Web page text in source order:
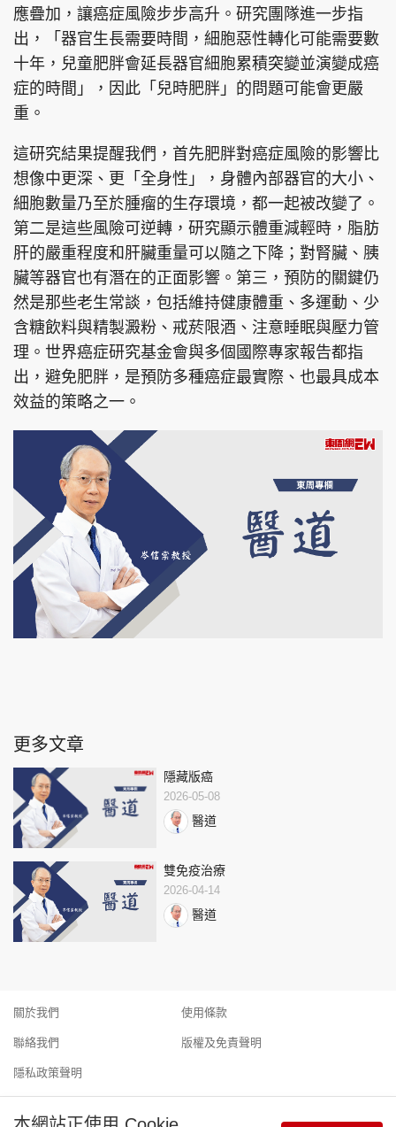
應疊加，讓癌症風險步步高升。研究團隊進一步指
出，「器官生長需要時間，細胞惡性轉化可能需要數
十年，兒童肥胖會延長器官細胞累積突變並演變成癌
症的時間」，因此「兒時肥胖」的問題可能會更嚴
重。
這研究結果提醒我們，首先肥胖對癌症風險的影響比
想像中更深、更「全身性」，身體內部器官的大小、
細胞數量乃至於腫瘤的生存環境，都一起被改變了。
第二是這些風險可逆轉，研究顯示體重減輕時，脂肪
肝的嚴重程度和肝臟重量可以隨之下降；對腎臟、胰
臟等器官也有潛在的正面影響。第三，預防的關鍵仍
然是那些老生常談，包括維持健康體重、多運動、少
含糖飲料與精製澱粉、戒菸限酒、注意睡眠與壓力管
理。世界癌症研究基金會與多個國際專家報告都指
出，避免肥胖，是預防多種癌症最實際、也最具成本
效益的策略之一。
更多文章
隱藏版癌
2026-05-08
醫道
雙免疫治療
2026-04-14
醫道
關於我們
聯絡我們
隱私政策聲明
使用條款
版權及免責聲明